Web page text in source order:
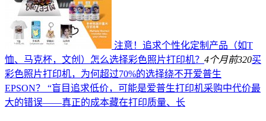
注意！追求个性化定制产品（如T
恤、马克杯，文创）怎么选择彩色照片打印机？ 4个月前320买
彩色照片打印机，为何超过70%的选择绕不开爱普生
EPSON？ “盲目追求低价，可能是爱普生打印机采购中代价最
大的错误——真正的成本藏在打印质量、长